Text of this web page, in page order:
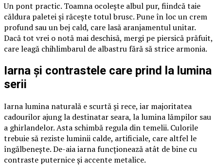
Un pont practic. Toamna ocolește albul pur, fiindcă taie
căldura paletei și răcește totul brusc. Pune în loc un crem
profund sau un bej cald, care lasă aranjamentul unitar.
Dacă tot vrei o notă mai deschisă, mergi pe piersică prăfuit,
care leagă chihlimbarul de albastru fără să strice armonia.
Iarna și contrastele care prind la lumina
serii
Iarna lumina naturală e scurtă și rece, iar majoritatea
cadourilor ajung la destinatar seara, la lumina lămpilor sau
a ghirlandelor. Asta schimbă regula din temelii. Culorile
trebuie să reziste luminii calde, artificiale, care altfel le
îngălbenește. De-aia iarna funcționează atât de bine cu
contraste puternice și accente metalice.